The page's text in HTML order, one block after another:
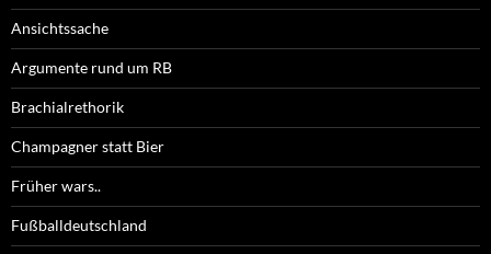
Ansichtssache
Argumente rund um RB
Brachialrethorik
Champagner statt Bier
Früher wars..
Fußballdeutschland